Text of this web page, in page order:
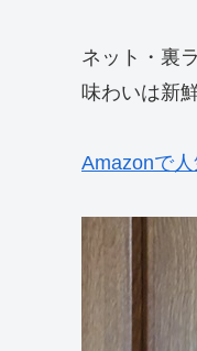
ネット・裏
味わいは新
Amazonで